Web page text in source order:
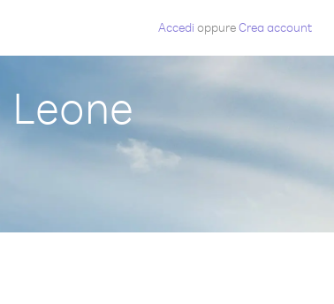
Accedi oppureCrea account